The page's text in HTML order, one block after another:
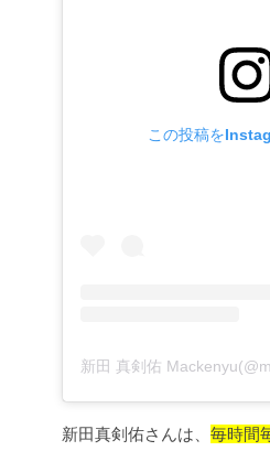
この投稿を
新田真剣佑さんは、 毎時間